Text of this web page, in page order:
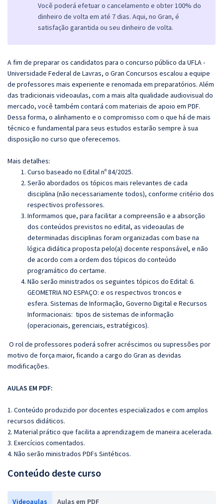
Você poderá efetuar o cancelamento e obter 100% do
dinheiro de volta em até 7 dias. Aqui, no Gran, é
satisfação garantida ou seu dinheiro de volta.
A fim de preparar os candidatos para o concurso público da UFLA -
Universidade Federal de Lavras, o Gran Concursos escalou a equipe
de professores mais experiente e renomada em preparatórios. Além
das tradicionais videoaulas, com a mais alta qualidade audiovisual do
mercado, você também contará com materiais de apoio em PDF.
Dessa forma, o alinhamento e o compromisso com o que há de mais
técnico e fundamental para seus estudos estarão sempre à sua
disposição no curso que oferecemos.
Mais detalhes:
Curso baseado no Edital nº 84/2025.
Serão abordados os tópicos mais relevantes de cada
disciplina (não necessariamente todos), conforme critério dos
respectivos professores.
Informamos que, para facilitar a compreensão e a absorção
dos conteúdos previstos no edital, as videoaulas de
determinadas disciplinas foram organizadas com base na
lógica didática proposta pelo(a) docente responsável, e não
de acordo com a ordem dos tópicos do conteúdo
programático do certame.
Não serão ministrados os seguintes tópicos do Edital: 6.
GEOMETRIA NO ESPAÇO: e os respectivos troncos e
esfera. Sistemas de Informação, Governo Digital e Recursos
Informacionais: tipos de sistemas de informação
(operacionais, gerenciais, estratégicos).
O rol de professores poderá sofrer acréscimos ou supressões por
motivo de força maior, ficando a cargo do Gran as devidas
modificações.
AULAS EM PDF:
1. Conteúdo produzido por docentes especializados e com amplos
recursos didáticos.
2. Material prático que facilita a aprendizagem de maneira acelerada.
3. Exercícios comentados.
4. Não serão ministrados PDFs Sintéticos.
Conteúdo deste curso
Videoaulas Aulas em PDF